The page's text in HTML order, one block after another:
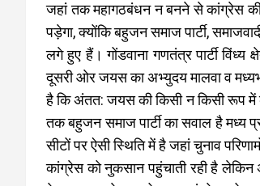
जहां तक महागठबंधन न बनने से कांग्रेस की
पड़ेगा, क्योंकि बहुजन समाज पार्टी,
लगे हुए हैं। गोंडवाना गणतंत्र पार्टी
दूसरी ओर जयस का अभ्युदय मालवा व
है कि अंतत: जयस की किसी न किसी रूप में
तक बहुजन समाज पार्टी का सवाल है मध्य
सीटों पर ऐसी स्थिति में है जहां चुनाव
कांग्रेस को नुकसान पहुंचाती रही है